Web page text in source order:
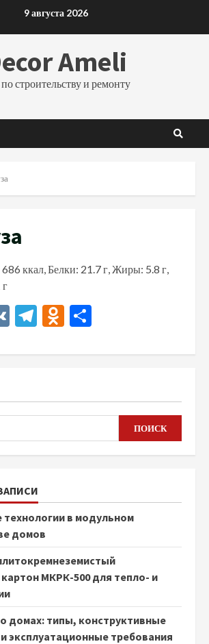
9 августа 2026
Ameli
строительству и ремонту
ккал, Белки: 21.7 г, Жиры: 5.8 г,
VK Telegram
Odnoklassniki
ПОИСК
в модульном
домов
МКРК-500 для тепло- и
домах: типы, конструктивные
эксплуатационные требования